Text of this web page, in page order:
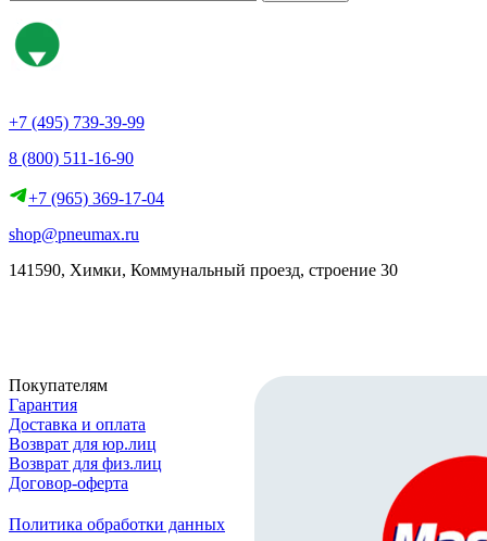
+7 (495) 739-39-99
8 (800) 511-16-90
+7 (965) 369-17-04
shop@pneumax.ru
141590, Химки, Коммунальный проезд, строение 30
Покупателям
Гарантия
Доставка и оплата
Возврат для юр.лиц
Возврат для физ.лиц
Договор-оферта
Политика обработки данных